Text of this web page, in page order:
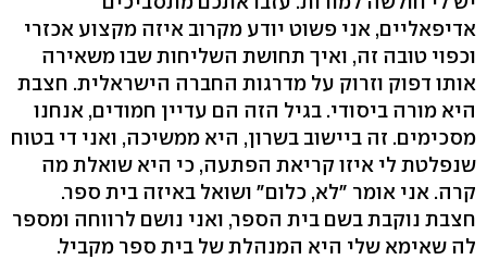
אדיפאליים, אני פשוט יודע מקרוב איזה מקצוע אכזרי
וכפוי טובה זה, ואיך תחושת השליחות שבו משאירה
אותו דפוק וזרוק על מדרגות החברה הישראלית. חצבת
היא מורה ביסודי. בגיל הזה הם עדיין חמודים, אנחנו
מסכימים. זה ביישוב בשרון, היא ממשיכה, ואני די בטוח
שנפלטת לי איזו קריאת הפתעה, כי היא שואלת מה
קרה. אני אומר "לא, כלום" ושואל באיזה בית ספר.
חצבת נוקבת בשם בית הספר, ואני נושם לרווחה ומספר
לה שאימא שלי היא המנהלת של בית ספר מקביל.